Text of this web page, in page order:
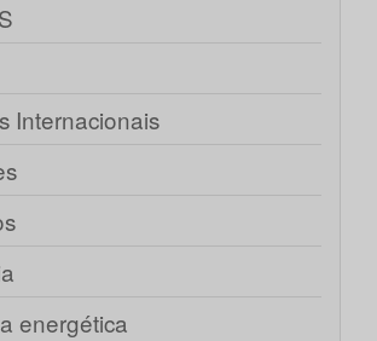
Internacionais
energética